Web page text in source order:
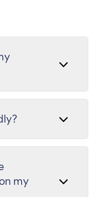
my